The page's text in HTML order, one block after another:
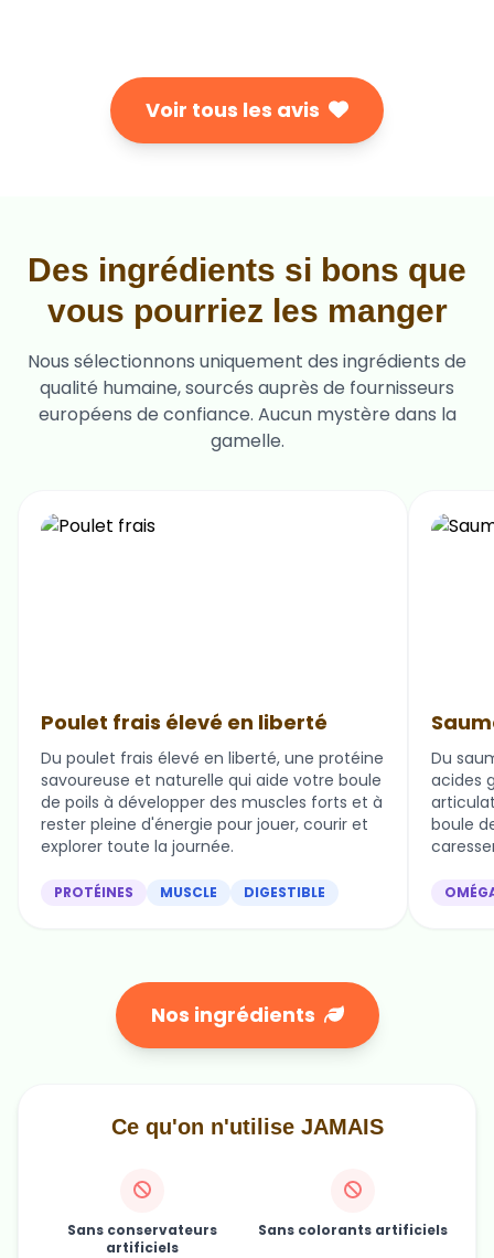
Voir tous les avis
Des ingrédients si bons que
vous pourriez les manger
Nous sélectionnons uniquement des ingrédients de
qualité humaine, sourcés auprès de fournisseurs
européens de confiance. Aucun mystère dans la
gamelle.
Poulet frais élevé en liberté
Du poulet frais élevé en liberté, une protéine
savoureuse et naturelle qui aide votre boule
de poils à développer des muscles forts et à
rester pleine d'énergie pour jouer, courir et
explorer toute la journée.
PROTÉINES MUSCLE DIGESTIBLE
Du
acides
boule
Nos ingrédients
Ce qu'on n'utilise JAMAIS
Sans conservateurs
artificiels
Sans colorants artificiels